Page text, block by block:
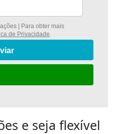
| Para obter mais
de Privacidade
e seja flexível